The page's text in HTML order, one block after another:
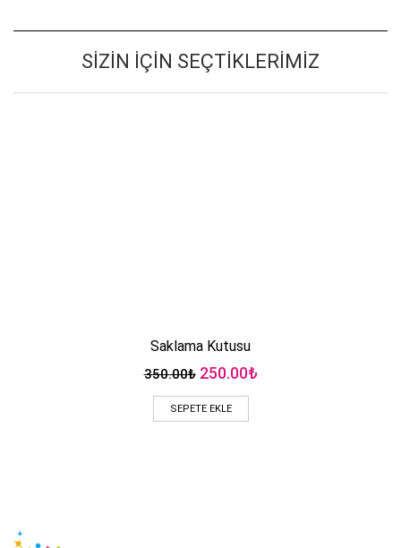
SIZIN İÇIN SEÇTIKLERIMIZ
Saklama Kutusu
350.00₺ Orijinal
350.00₺.
250.00₺Şu
SEPETE EKLE